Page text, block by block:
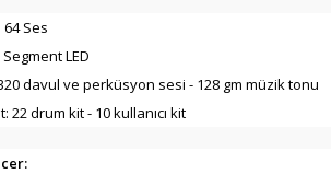
Ses
LED
davul ve perküsyon sesi - 128 gm müzik tonu
22 drum kit - 10 kullanıcı kit